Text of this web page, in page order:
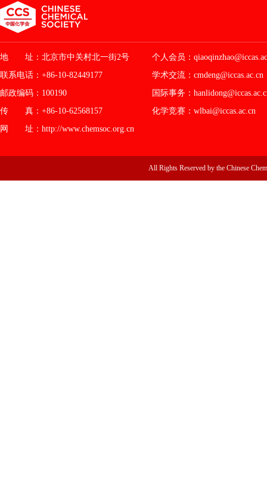
地 址：北京市中关村北一街2号
联系电话：+86-10-82449177
邮政编码：100190
传 真：+86-10-62568157
网 址：http://www.chemsoc.org.cn
个人会员：
学术交流：cmdeng@iccas.ac.cn
国际事务：
化学竞赛：wlbai@iccas.ac.cn
All Rights Reserved by the Chinese